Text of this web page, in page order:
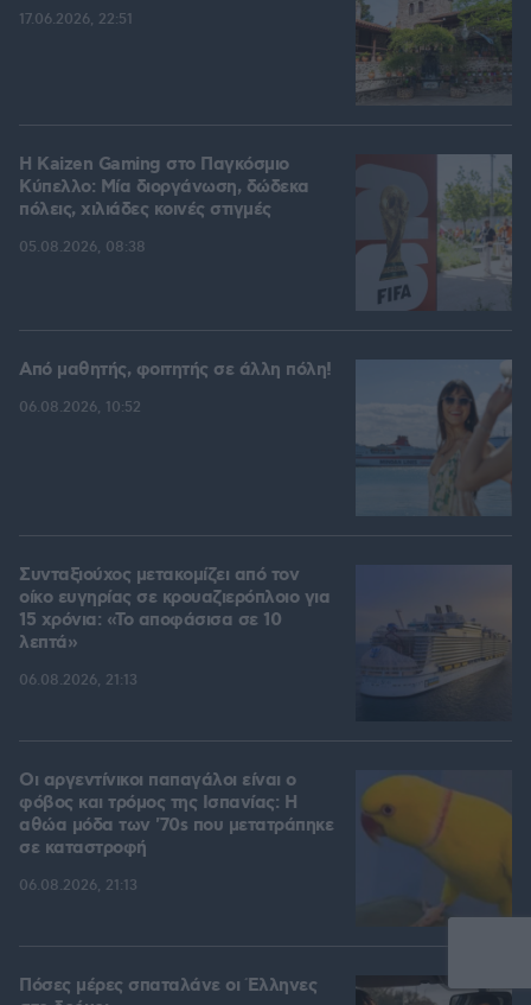
17.06.2026, 22:51
H Kaizen Gaming στο Παγκόσμιο
Kύπελλο: Μία διοργάνωση, δώδεκα
πόλεις, χιλιάδες κοινές στιγμές
05.08.2026, 08:38
Από μαθητής, φοιτητής σε άλλη πόλη!
06.08.2026, 10:52
Συνταξιούχος μετακομίζει από τον
οίκο ευγηρίας σε κρουαζιερόπλοιο για
15 χρόνια: «Το αποφάσισα σε 10
λεπτά»
06.08.2026, 21:13
Οι αργεντίνικοι παπαγάλοι είναι ο
φόβος και τρόμος της Ισπανίας: Η
αθώα μόδα των '70s που μετατράπηκε
σε καταστροφή
06.08.2026, 21:13
Πόσες μέρες σπαταλάνε οι Έλληνες